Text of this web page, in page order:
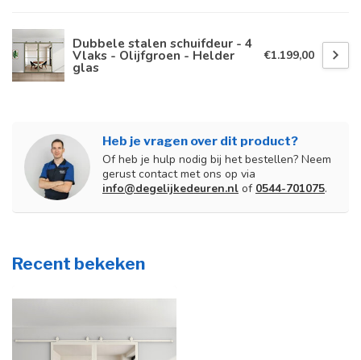
Dubbele stalen schuifdeur - 4
Vlaks - Olijfgroen - Helder
glas
€1.199,00
Heb je vragen over dit product?
Of heb je hulp nodig bij het bestellen? Neem
gerust contact met ons op via
info@degelijkedeuren.nl of 0544-701075.
Recent bekeken